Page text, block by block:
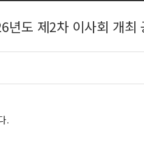
년도 제2차 이사회 개최
.